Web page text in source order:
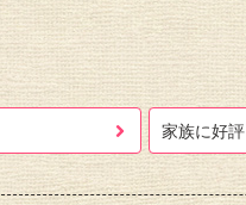
家族に好評